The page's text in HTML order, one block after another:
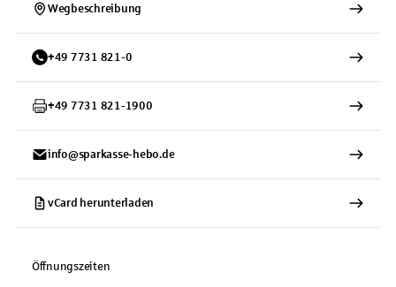
Wegbeschreibung
+49 7731 821-0
+49 7731 821-1900
info@sparkasse-hebo.de
vCard herunterladen
Öffnungszeiten